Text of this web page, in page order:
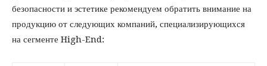
безопасности и эстетике рекомендуем обратить внимание на
продукцию от следующих компаний, специализирующихся
на сегменте High-End: